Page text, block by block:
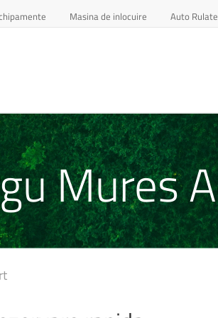
Masina de inlocuire Auto Rulate
Mures